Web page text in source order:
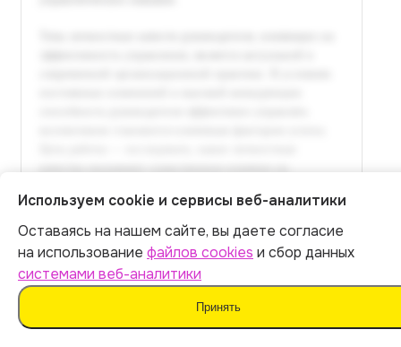
Итог:399р.
Оплатить
Используем cookie и сервисы веб-аналитики
Оставаясь на нашем сайте, вы даете согласие
на использование файлов cookies и сбор данных
системами веб-аналитики
Принять